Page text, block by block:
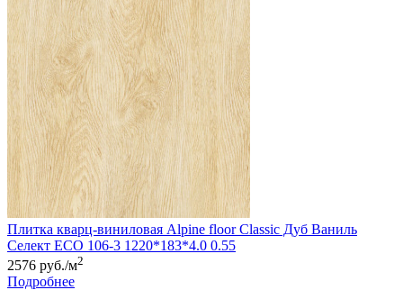
Плитка кварц-виниловая Alpine floor Classic Дуб Ваниль
Селект ЕСО 106-3 1220*183*4.0 0.55
2576 руб./м2
Подробнее